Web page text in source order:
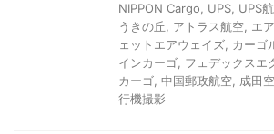
NIPPON Cargo
UPS UPS
うきの丘
アトラス航空 エ
ェットエアウェイズ
カーゴ
インカーゴ フェデックスエ
カーゴ 中国郵政航空 成田
行機撮影